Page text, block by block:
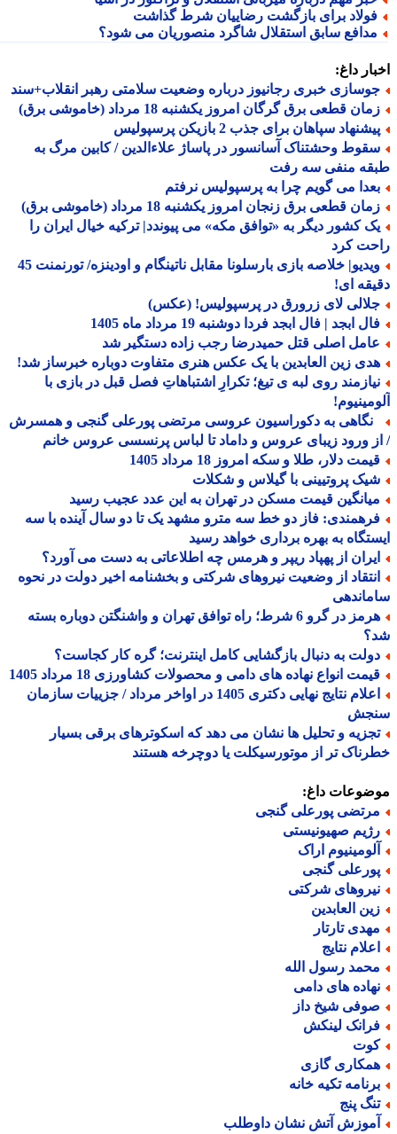
برای بازگشت رضاییان شرط گذاشت
سابق استقلال شاگرد منصوریان می شود؟
داغ:
خبری رجانیوز درباره وضعیت سلامتی رهبر انقلاب+سند
قطعی برق گرگان امروز یکشنبه 18 مرداد (خاموشی برق)
سپاهان برای جذب 2 بازیکن پرسپولیس
وحشتناک آسانسور در پاساژ علاءالدین / کابین مرگ به
منفی سه رفت
می گویم چرا به پرسپولیس نرفتم
قطعی برق زنجان امروز یکشنبه 18 مرداد (خاموشی برق)
کشور دیگر به «توافق مکه» می پیوندد| ترکیه خیال ایران را
کرد
ویدیو| خلاصه بازی بارسلونا مقابل ناتینگام و اودینزه/ تورنمنت 45
ای!
لای زرورق در پرسپولیس! (عکس)
ابجد | فال ابجد فردا دوشنبه 19 مرداد ماه 1405
اصلی قتل حمیدرضا رجب زاده دستگیر شد
زین العابدین با یک عکس هنری متفاوت دوباره خبرساز شد!
روی لبه ی تیغ؛ تکرارِ اشتباهاتِ فصل قبل در بازی با
به دکوراسیون عروسی مرتضی پورعلی گنجی و همسرش
ورود زیبای عروس و داماد تا لباس پرنسسی عروس خانم
دلار، طلا و سکه امروز 18 مرداد 1405
پروتیینی با گیلاس و شکلات
قیمت مسکن در تهران به این عدد عجیب رسید
فاز دو خط سه مترو مشهد یک تا دو سال آینده با سه
به بهره برداری خواهد رسید
از پهپاد ریپر و هرمس چه اطلاعاتی به دست می آورد؟
از وضعیت نیروهای شرکتی و بخشنامه اخیر دولت در نحوه
هرمز در گرو 6 شرط؛ راه توافق تهران و واشنگتن دوباره بسته
به دنبال بازگشایی کامل اینترنت؛ گره کار کجاست؟
انواع نهاده های دامی و محصولات کشاورزی 18 مرداد 1405
اعلام نتایج نهایی دکتری 1405 در اواخر مرداد / جزییات سازمان
و تحلیل ها نشان می دهد که اسکوترهای برقی بسیار
تر از موتورسیکلت یا دوچرخه هستند
داغ:
پورعلی گنجی
صهیونیستی
اراک
گنجی
شرکتی
العابدین
تارتار
نتایج
رسول الله
های دامی
شیخ داز
لینکش
گازی
تکیه خانه
پنج
آتش نشان داوطلب